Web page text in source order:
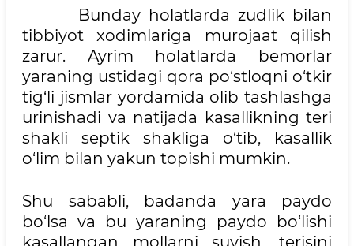
Bunday holatlarda zudlik bilan
tibbiyot xodimlariga murojaat qilish
zarur. Ayrim holatlarda bemorlar
yaraning ustidagi qora po‘stloqni o‘tkir
tig‘li jismlar yordamida olib tashlashga
urinishadi va natijada kasallikning teri
shakli septik shakliga o‘tib, kasallik
o‘lim bilan yakun topishi mumkin.
Shu sababli, badanda yara paydo
bo‘lsa va bu yaraning paydo bo‘lishi
kasallangan mollarni suyish, terisini